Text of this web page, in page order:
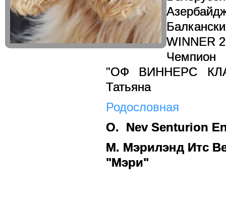
WINNER
"ОФ ВИННЕРС
Татьяна
Родословная
О.
Nev Senturion
М. Мэрилэнд Итс
"Мэри"